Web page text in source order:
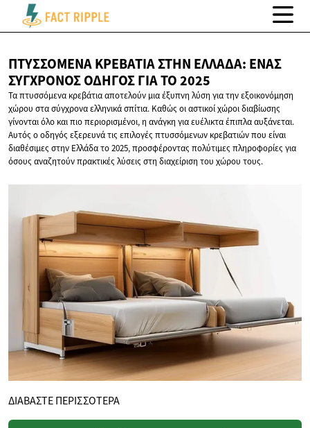
ΠΤΥΣΣΌΜΕΝΑ ΚΡΕΒΆΤΙΑ ΣΤΗΝ ΕΛΛΆΔΑ: ΈΝΑΣ
ΣΎΓΧΡΟΝΟΣ ΟΔΗΓΌΣ ΓΙΑΤΟ 2025
Τα πτυσσόμενα κρεβάτια αποτελούν μια έξυπνη λύση για την εξοικονόμηση
χώρου στα σύγχρονα ελληνικά σπίτια. Καθώς οι αστικοί χώροι διαβίωσης
γίνονται όλο και πιο περιορισμένοι, η ανάγκη για ευέλικτα έπιπλα αυξάνεται.
Αυτός ο οδηγός εξερευνά τις επιλογές πτυσσόμενων κρεβατιών που είναι
διαθέσιμες στην Ελλάδα το 2025, προσφέροντας πολύτιμες πληροφορίες για
όσους αναζητούν πρακτικές λύσεις στη διαχείριση του χώρου τους.
ΔΙΑΒΑΣΤΕ ΠΕΡΙΣΣΟΤΕΡΑ